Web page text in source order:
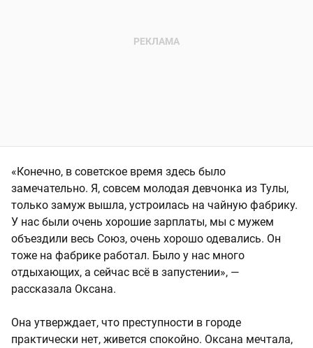
«Конечно, в советское время здесь было
замечательно. Я, совсем молодая девчонка из Тулы,
только замуж вышла, устроилась на чайную фабрику.
У нас были очень хорошие зарплаты, мы с мужем
объездили весь Союз, очень хорошо одевались. Он
тоже на фабрике работал. Было у нас много
отдыхающих, а сейчас всё в запустении», —
рассказала Оксана.
Она утверждает, что преступности в городе
практически нет, живется спокойно. Оксана мечтала,